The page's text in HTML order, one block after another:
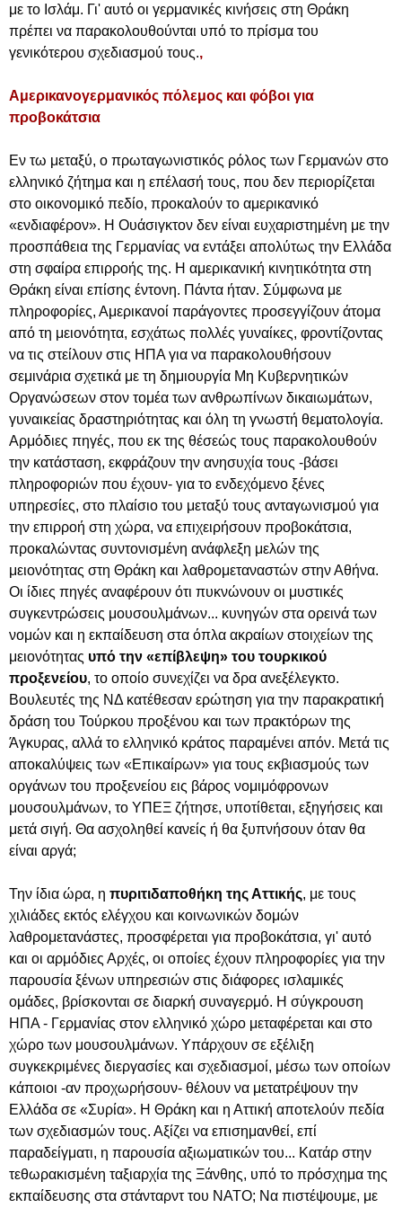
με το Ισλάμ. Γι' αυτό οι γερμανικές κινήσεις στη Θράκη
πρέπει να παρακολουθούνται υπό το πρίσμα του
γενικότερου σχεδιασμού τους.,
Αμερικανογερμανικός πόλεμος και φόβοι για
προβοκάτσια
Εν τω μεταξύ, ο πρωταγωνιστικός ρόλος των Γερμανών στο
ελληνικό ζήτημα και η επέλασή τους, που δεν περιορίζεται
στο οικονομικό πεδίο, προκαλούν το αμερικανικό
«ενδιαφέρον». Η Ουάσιγκτον δεν είναι ευχαριστημένη με την
προσπάθεια της Γερμανίας να εντάξει απολύτως την Ελλάδα
στη σφαίρα επιρροής της. Η αμερικανική κινητικότητα στη
Θράκη είναι επίσης έντονη. Πάντα ήταν. Σύμφωνα με
πληροφορίες, Αμερικανοί παράγοντες προσεγγίζουν άτομα
από τη μειονότητα, εσχάτως πολλές γυναίκες, φροντίζοντας
να τις στείλουν στις ΗΠΑ για να παρακολουθήσουν
σεμινάρια σχετικά με τη δημιουργία Μη Κυβερνητικών
Οργανώσεων στον τομέα των ανθρωπίνων δικαιωμάτων,
γυναικείας δραστηριότητας και όλη τη γνωστή θεματολογία.
Αρμόδιες πηγές, που εκ της θέσεώς τους παρακολουθούν
την κατάσταση, εκφράζουν την ανησυχία τους -βάσει
πληροφοριών που έχουν- για το ενδεχόμενο ξένες
υπηρεσίες, στο πλαίσιο του μεταξύ τους ανταγωνισμού για
την επιρροή στη χώρα, να επιχειρήσουν προβοκάτσια,
προκαλώντας συντονισμένη ανάφλεξη μελών της
μειονότητας στη Θράκη και λαθρομεταναστών στην Αθήνα.
Οι ίδιες πηγές αναφέρουν ότι πυκνώνουν οι μυστικές
συγκεντρώσεις μουσουλμάνων... κυνηγών στα ορεινά των
νομών και η εκπαίδευση στα όπλα ακραίων στοιχείων της
μειονότητας υπό την «επίβλεψη» του τουρκικού
προξενείου, το οποίο συνεχίζει να δρα ανεξέλεγκτο.
Βουλευτές της ΝΔ κατέθεσαν ερώτηση για την παρακρατική
δράση του Τούρκου προξένου και των πρακτόρων της
Άγκυρας, αλλά το ελληνικό κράτος παραμένει απόν. Μετά τις
αποκαλύψεις των «Επικαίρων» για τους εκβιασμούς των
οργάνων του προξενείου εις βάρος νομιμόφρονων
μουσουλμάνων, το ΥΠΕΞ ζήτησε, υποτίθεται, εξηγήσεις και
μετά σιγή. Θα ασχοληθεί κανείς ή θα ξυπνήσουν όταν θα
είναι αργά;
Την ίδια ώρα, η πυριτιδαποθήκη της Αττικής, με τους
χιλιάδες εκτός ελέγχου και κοινωνικών δομών
λαθρομετανάστες, προσφέρεται για προβοκάτσια, γι' αυτό
και οι αρμόδιες Αρχές, οι οποίες έχουν πληροφορίες για την
παρουσία ξένων υπηρεσιών στις διάφορες ισλαμικές
ομάδες, βρίσκονται σε διαρκή συναγερμό. Η σύγκρουση
ΗΠΑ - Γερμανίας στον ελληνικό χώρο μεταφέρεται και στο
χώρο των μουσουλμάνων. Υπάρχουν σε εξέλιξη
συγκεκριμένες διεργασίες και σχεδιασμοί, μέσω των οποίων
κάποιοι -αν προχωρήσουν- θέλουν να μετατρέψουν την
Ελλάδα σε «Συρία». Η Θράκη και η Αττική αποτελούν πεδία
των σχεδιασμών τους. Αξίζει να επισημανθεί, επί
παραδείγματι, η παρουσία αξιωματικών του... Κατάρ στην
τεθωρακισμένη ταξιαρχία της Ξάνθης, υπό το πρόσχημα της
εκπαίδευσης στα στάνταρντ του ΝΑΤΟ; Να πιστέψουμε, με